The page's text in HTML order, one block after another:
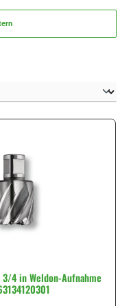
3/4 in Weldon-Aufnahme